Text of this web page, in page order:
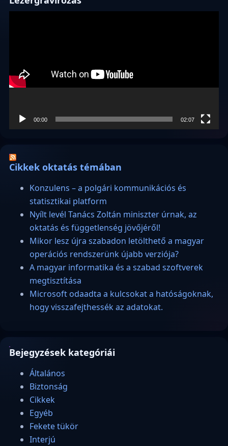
00:00 02:07
Cikkek oktatás témában
Konzulens – a polgári kommunikációs és
statisztikai platform
Nyílt levél Tanács Zoltán miniszter úrnak, az
oktatás és függetlenség jövőjéről!
Mikor lesz újra szabadon letölthető a magyar
operációs rendszerünk újabb verziója?
A magyar informatika és a szabad szoftverek
megtisztítása
Microsoft odaadta a kulcsokat a hatóságoknak,
hogy visszafejthessék az adatokat.
Bejegyzések kategóriái
Általános
Biztonság
Cikkek
Egyéb
Fekete tükör
Interjú